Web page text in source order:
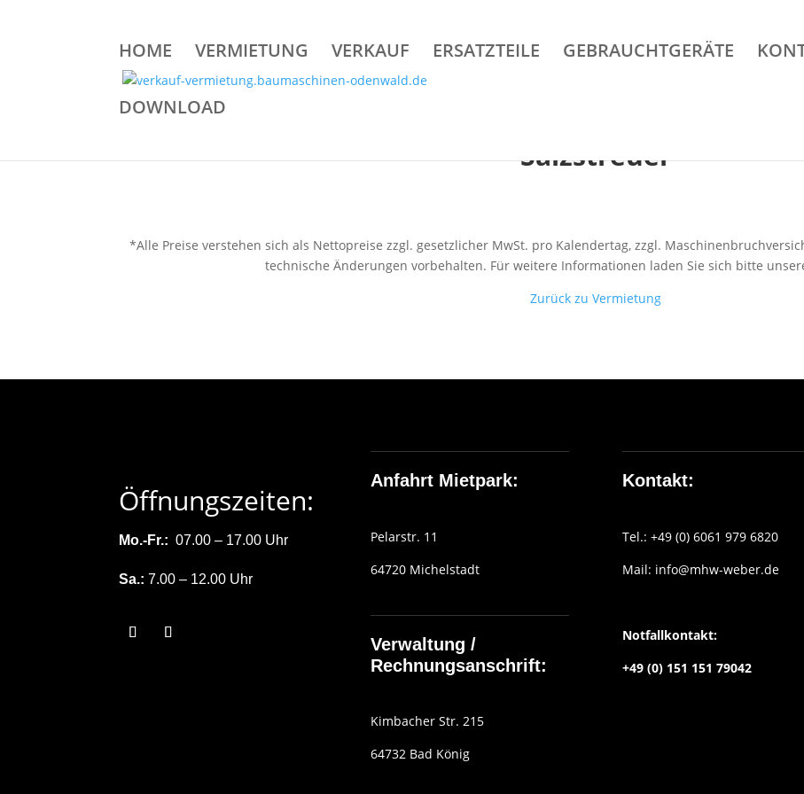
HOME VERMIETUNG VERKAUF ERSATZTEILE GEBRAUCHTGERÄTE
DOWNLOAD
Salzstreuer
*Alle Preise verstehen sich als Nettopreise zzgl. gesetzlicher MwSt. pro Kalendertag, zzgl.
technische Änderungen vorbehalten. Für weitere Informationen laden Sie sich bitte
Zurück zu Vermietung
Öffnungszeiten:
Mo.-Fr.: 07.00 – 17.00 Uhr
Sa.: 7.00 – 12.00 Uhr
Anfahrt Mietpark:
Pelarstr. 11
64720 Michelstadt
Verwaltung /
Rechnungsanschrift:
Kimbacher Str. 215
64732 Bad König
Kontakt:
Tel.: +49 (0) 6061 979 6820
Mail: info@mhw-weber.de
Notfallkontakt:
+49 (0) 151 151 79042